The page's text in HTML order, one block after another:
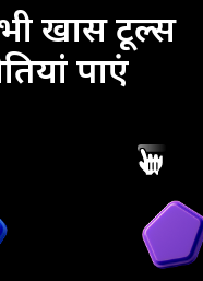
खास टूल्स
पाएं